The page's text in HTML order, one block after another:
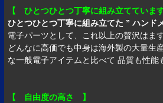
【 ひとつひとつ丁寧に組み立てていま
ひとつひとつ丁寧に組み立てた ” ハンド
電子パーツとして、これ以上の贅沢はま
どんなに高価でも中身は海外製の大量生
な一般電子アイテムと比べて 品質も性能
【 自由度の高さ 】